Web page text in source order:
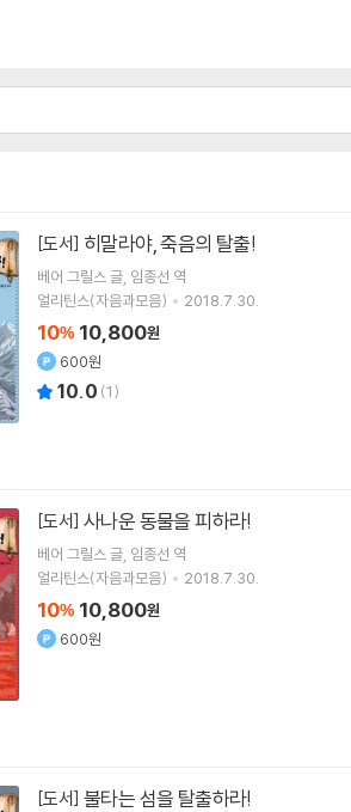
[도서] 히말라야, 죽음의 탈출!
베어 그릴스 글 임종선 역
얼리틴스(자음과모음)
2018.7.30.
10% 10,800원
600원
10.0 (1)
[도서] 사나운 동물을 피하라!
베어 그릴스 글 임종선 역
얼리틴스(자음과모음)
2018.7.30.
10% 10,800원
600원
[도서] 불타는 섬을 탈출하라!